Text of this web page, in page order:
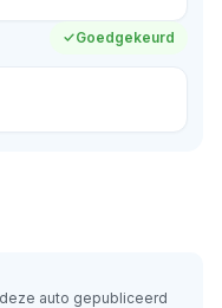
Goedgekeurd
auto gepubliceerd